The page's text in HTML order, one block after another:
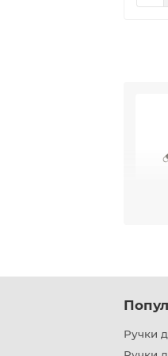
Ручки